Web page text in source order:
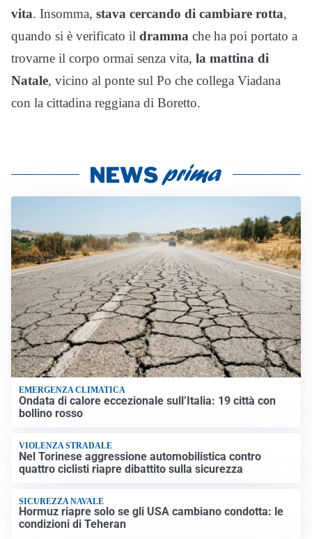
vita. Insomma, stava cercando di cambiare rotta,
quando si è verificato il dramma che ha poi portato a
trovarne il corpo ormai senza vita, la mattina di
Natale, vicino al ponte sul Po che collega Viadana
con la cittadina reggiana di Boretto.
EMERGENZA CLIMATICA
Ondata di calore eccezionale sull’Italia: 19 città con
bollino rosso
VIOLENZA STRADALE
Nel Torinese aggressione automobilistica contro
quattro ciclisti riapre dibattito sulla sicurezza
SICUREZZA NAVALE
Hormuz riapre solo se gli USA cambiano condotta: le
condizioni di Teheran